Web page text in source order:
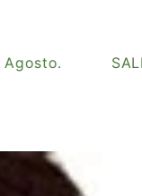
SALDI